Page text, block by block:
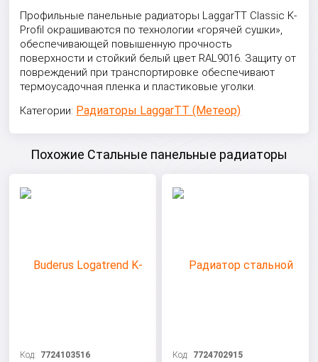
Профильные панельные радиаторы LaggarTT Classic K-
Profil окрашиваются по технологии «горячей сушки»,
обеспечивающей повышенную прочность
поверхности и стойкий белый цвет RAL9016. Защиту от
повреждений при транспортировке обеспечивают
термоусадочная пленка и пластиковые уголки.
Категории: Радиаторы LaggarTT (Метеор)
Похожие Стальные панельные радиаторы
Код: 7724103516 Код: 7724702915